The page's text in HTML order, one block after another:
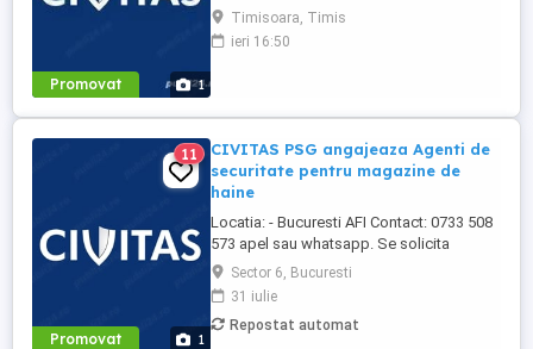
Promovat 1
Lucru de la birou - Continental Tires
Timisoara Program: Luni Vineri Căutăm o
persoană organizată, responsabilă și
obligatorii: Atitudine ...
Timisoara, Timis
ieri 16:50
Promovat 1
11
CIVITAS PSG angajeaza Agenti de
securitate pentru magazine de
haine
Locatia: - Bucuresti AFI Contact: 0733 508
573 apel sau whatsapp. Se solicita
experienta in obiective comerciale. Aspect
fizic ingrijit, conditie fizica buna Tarif pe
ora 17-18 lei net Salariu, ore suplimentare,
sporuri declarate si platite conform legii.
Sector 6, Bucuresti
31 iulie
Repostat automat